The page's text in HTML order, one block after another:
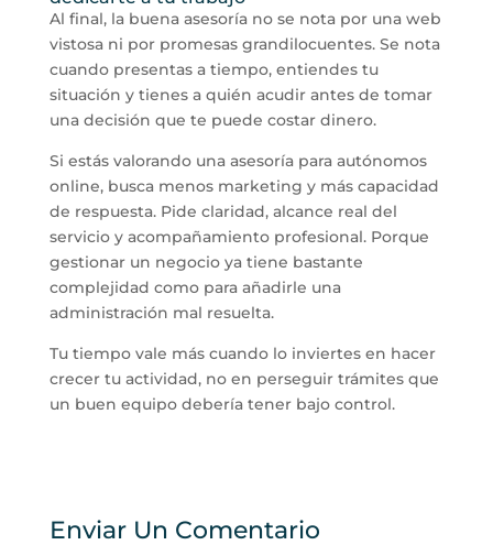
Al final, la buena asesoría no se nota por una web
vistosa ni por promesas grandilocuentes. Se nota
cuando presentas a tiempo, entiendes tu
situación y tienes a quién acudir antes de tomar
una decisión que te puede costar dinero.
Si estás valorando una asesoría para autónomos
online, busca menos marketing y más capacidad
de respuesta. Pide claridad, alcance real del
servicio y acompañamiento profesional. Porque
gestionar un negocio ya tiene bastante
complejidad como para añadirle una
administración mal resuelta.
Tu tiempo vale más cuando lo inviertes en hacer
crecer tu actividad, no en perseguir trámites que
un buen equipo debería tener bajo control.
Enviar Un Comentario